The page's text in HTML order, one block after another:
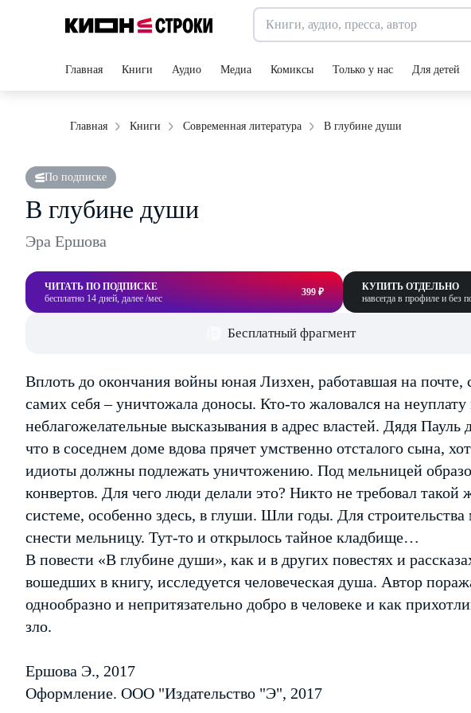
Главная Книги Аудио Медиа Комиксы Только у нас Для детей
Главная Книги Современная литература В глубине души
По подписке
В глубине души
Эра Ершова
ЧИТАТЬ ПО ПОДПИСКЕ
бесплатно 14 дней, далее /мес
399 ₽
КУПИТЬ ОТДЕЛЬНО
навсегда в профиле и без
Бесплатный фрагмент
Вплоть до окончания войны юная Лизхен, работавшая на почте,
самих себя – уничтожала доносы. Кто-то жаловался на неуплату
неблагожелательные высказывания в адрес властей. Дядя
что в соседнем доме вдова прячет умственно отсталого сына,
идиоты должны подлежать уничтожению. Под мельницей
конвертов. Для чего люди делали это? Никто не требовал такой
системе, особенно здесь, в глуши. Шли годы. Для строительства
снести мельницу. Тут-то и открылось тайное кладбище…
В повести «В глубине души», как и в других повестях и
вошедших в книгу, исследуется человеческая душа. Автор
однообразно и непритязательно добро в человеке и как
зло.
Ершова Э., 2017
Оформление. ООО "Издательство "Э", 2017